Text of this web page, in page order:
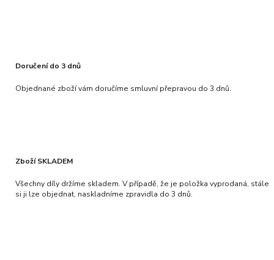
Doručení do 3 dnů
Objednané zboží vám doručíme smluvní přepravou do 3 dnů.
Zboží SKLADEM
Všechny díly držíme skladem. V případě, že je položka vyprodaná, stále
si ji lze objednat, naskladníme zpravidla do 3 dnů.